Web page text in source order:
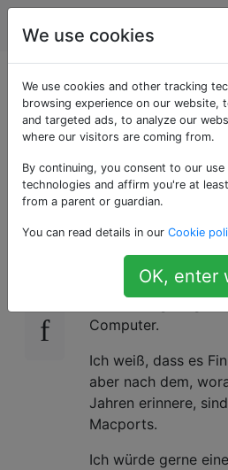
Apple
Gibt es eine
Alternative
MacPorts?
15
MacPorts wurde
die Pakete auf
das berüchtigte
mit einem
Computer.
Ich weiß, dass es
aber nach dem,
Jahren erinnere,
Macports.
Ich würde gerne
We use cookies
We use cookies and other tracking
browsing experience on our website,
and targeted ads, to analyze our
where our visitors are coming from.
By continuing, you consent to our
technologies and affirm you're at
from a parent or guardian.
You can read details in our Cookie
OK, enter